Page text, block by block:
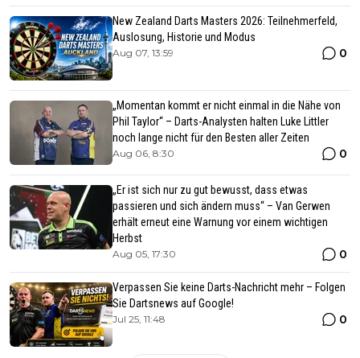
New Zealand Darts Masters 2026: Teilnehmerfeld,
Auslosung, Historie und Modus
Aug 07, 13:59 0
„Momentan kommt er nicht einmal in die Nähe von
Phil Taylor“ – Darts-Analysten halten Luke Littler
noch lange nicht für den Besten aller Zeiten
Aug 06, 8:30 0
„Er ist sich nur zu gut bewusst, dass etwas
passieren und sich ändern muss“ – Van Gerwen
erhält erneut eine Warnung vor einem wichtigen
Herbst
Aug 05, 17:30 0
Verpassen Sie keine Darts-Nachricht mehr – Folgen
Sie Dartsnews auf Google!
Jul 25, 11:48 0